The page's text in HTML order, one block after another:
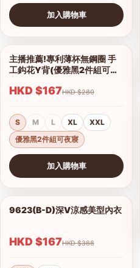
加入購物車
1/2
查看圖片
主播推薦!專利薄杯無鋼圈 手
工鈎花Y背(優雅黑2件組可夜
HKD $167 HKD $280
S M L XL
XXL
優雅黑2件組可夜寢
加入購物車
1/2
查看圖片
9623(B-D)深V涼感美型內衣
HKD $167 HKD $388